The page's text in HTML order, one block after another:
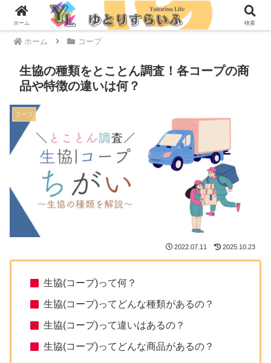
PR
ホーム コープ
生協の種類をとことん調査！各コープの商
品や特徴の違いは何？
コープ
2022.07.11 2025.10.23
生協(コープ)って何？
生協(コープ)ってどんな種類があるの？
生協(コープ)って違いはあるの？
生協(コープ)ってどんな商品があるの？
ホーム 検索